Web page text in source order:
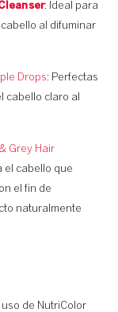
: Ideal para
al difuminar
Drops: Perfectas
cabello claro al
Grey Hair
el cabello que
el fin de
naturalmente
de NutriColor